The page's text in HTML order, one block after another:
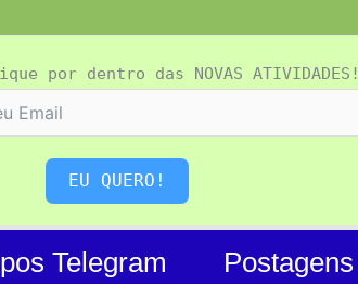
por dentro das NOVAS ATIVIDADES!
EU QUERO!
Telegram
Postagens